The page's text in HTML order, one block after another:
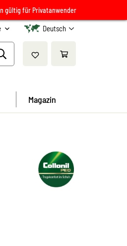
gültig für Privatanwender
Deutsch
Magazin